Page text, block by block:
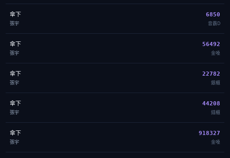
傘下
張宇
6850
音霸D
傘下
張宇
56492
金嗓
傘下
張宇
22782
銀櫃
傘下
張宇
44208
錢櫃
傘下
張宇
918327
金嗓